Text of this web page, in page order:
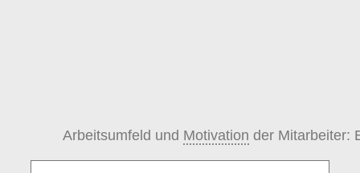
Arbeitsumfeld und Motivation der Mitarbeiter: